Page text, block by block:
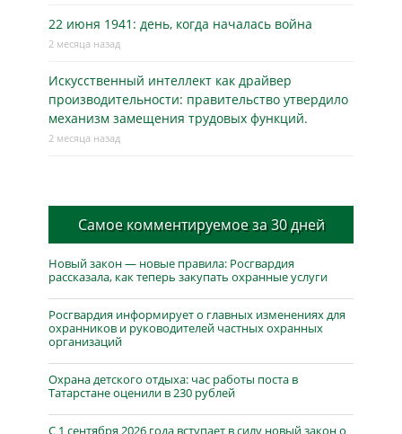
22 июня 1941: день, когда началась война
2 месяца назад
Искусственный интеллект как драйвер
производительности: правительство утвердило
механизм замещения трудовых функций.
2 месяца назад
Самое комментируемое за 30 дней
Новый закон — новые правила: Росгвардия
рассказала, как теперь закупать охранные услуги
Росгвардия информирует о главных изменениях для
охранников и руководителей частных охранных
организаций
Охрана детского отдыха: час работы поста в
Татарстане оценили в 230 рублей
С 1 сентября 2026 года вступает в силу новый закон о